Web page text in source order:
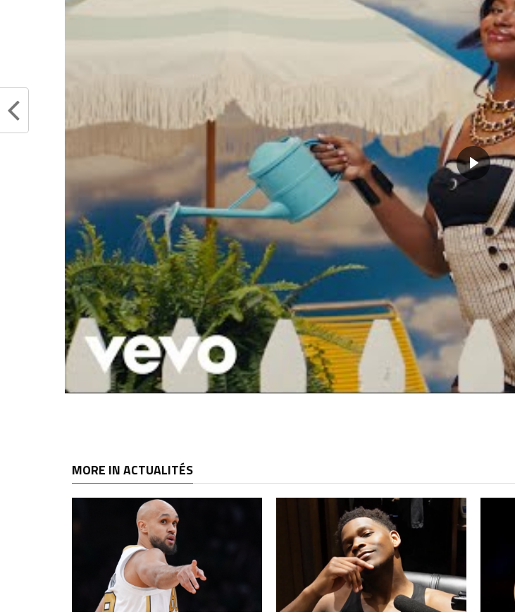
et ne compte pas y jouer si les
bons choix ne sont pas pris
mars 22, 2022
Dans "Actualités"
La fierté de
parle de son
mentalité de
objectifs
octobre 10,
Dans
ALL STAR GAME NBA RUDY GOBERT UTAH
CLICK TO COMMENT
MORE IN ACTUALITÉS